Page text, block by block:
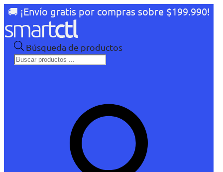
🚚 ¡Envío gratis por compras sobre $199.990!
Búsqueda de productos